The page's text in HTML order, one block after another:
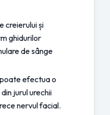
creierului și
ghidurilor
de sânge
efectua o
jurul urechii
nervul facial.